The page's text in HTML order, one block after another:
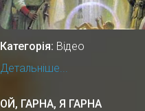
Категорія: Відео
Детальніше...
ОЙ, ГАРНА, Я ГАРНА